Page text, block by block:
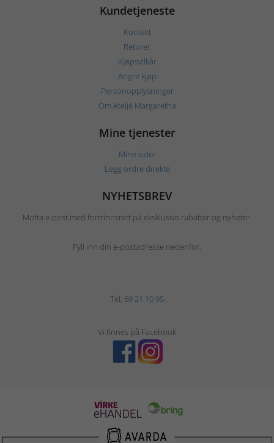
Kundetjeneste
Kontakt
Returer
Kjøpsvilkår
Angre kjøp
Personopplysninger
Om Ateljé Margaretha
Mine tjenester
Mine sider
Legg ordre direkte
NYHETSBREV
Motta e-post med fortrinnsrett på eksklusive rabatter og nyheter.
Fyll inn din e-postadresse nedenfor.
Tel: 69 21 10 95
Vi finnes på Facebook